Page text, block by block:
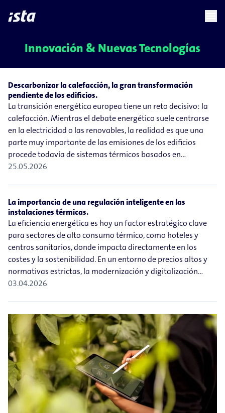
languagechevron_right
Innovación & Nuevas Tecnologías
Descarbonizar la calefacción, la gran transformación
pendiente de los edificios.
La transición energética europea tiene un reto decisivo: la
calefacción. Mientras el debate energético suele centrarse
en la electricidad o las renovables, la realidad es que una
parte muy importante de las emisiones de los edificios
procede todavía de sistemas térmicos basados en…
25.05.2026
La importancia de una regulación inteligente en las
instalaciones térmicas.
La eficiencia energética es hoy un factor estratégico clave
para sectores de alto consumo térmico, como hoteles y
centros sanitarios, donde impacta directamente en los
costes y la sostenibilidad. En un entorno de precios altos y
normativas estrictas, la modernización y digitalización…
03.04.2026